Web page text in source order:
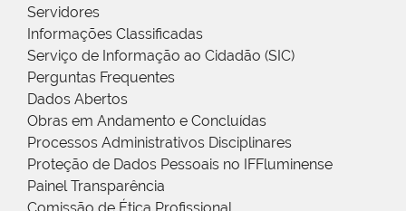
Servidores
Informações Classificadas
Serviço de Informação ao Cidadão (SIC)
Perguntas Frequentes
Dados Abertos
Obras em Andamento e Concluídas
Processos Administrativos Disciplinares
Proteção de Dados Pessoais no IFFluminense
Painel Transparência